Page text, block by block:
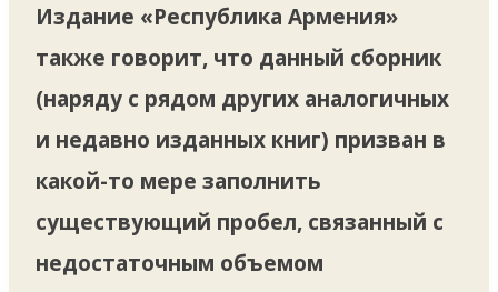
Издание «Республика Армения»
также говорит, что данный сборник
(наряду с рядом других аналогичных
и недавно изданных книг) призван в
какой-то мере заполнить
существующий пробел, связанный с
недостаточным объемом